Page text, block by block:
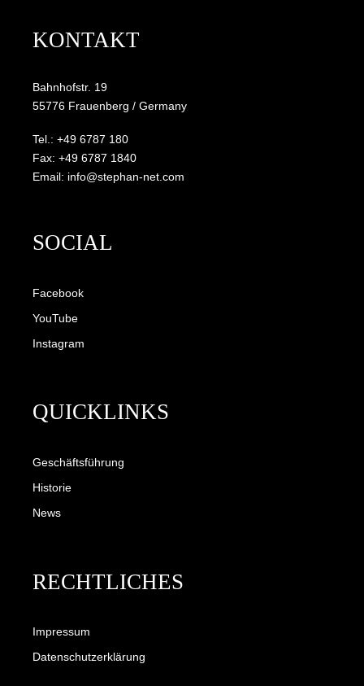
KONTAKT
Bahnhofstr. 19
55776 Frauenberg / Germany
Tel.: +49 6787 180
Fax: +49 6787 1840
Email: info@stephan-net.com
SOCIAL
Facebook
YouTube
Instagram
QUICKLINKS
Geschäftsführung
Historie
News
RECHTLICHES
Impressum
Datenschutzerklärung